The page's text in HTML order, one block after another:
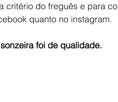
critério do freguês e para
quanto no instagram.
foi de qualidade.